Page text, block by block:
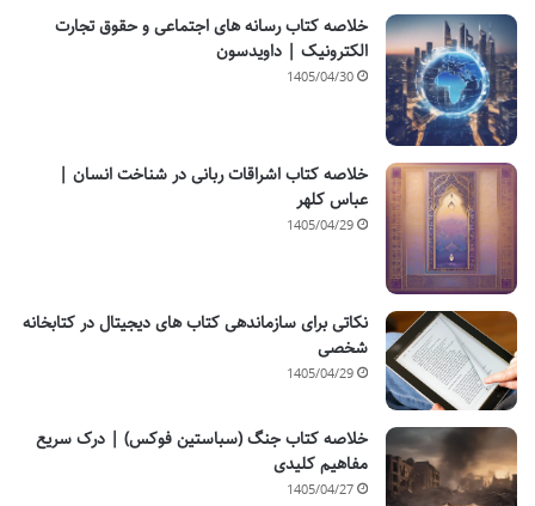
خلاصه کتاب رسانه های اجتماعی و حقوق تجارت
الکترونیک | داویدسون
1405/04/30
خلاصه کتاب اشراقات ربانی در شناخت انسان |
عباس کلهر
1405/04/29
نکاتی برای سازماندهی کتاب های دیجیتال در کتابخانه
شخصی
1405/04/29
خلاصه کتاب جنگ (سباستین فوکس) | درک سریع
مفاهیم کلیدی
1405/04/27